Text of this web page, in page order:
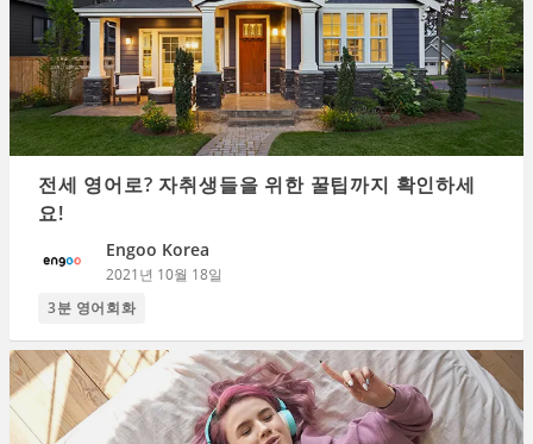
전세 영어로? 자취생들을 위한 꿀팁까지 확인하세
요!
Engoo Korea
2021년 10월 18일
3분 영어회화